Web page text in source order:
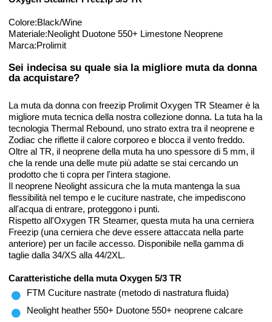
Colore:Black/Wine
Materiale:Neolight Duotone 550+ Limestone Neoprene
Marca:Prolimit
Sei indecisa su quale sia la migliore muta da donna
da acquistare?
La muta da donna con freezip Prolimit Oxygen TR Steamer è la
migliore muta tecnica della nostra collezione donna. La tuta ha la
tecnologia Thermal Rebound, uno strato extra tra il neoprene e
Zodiac che riflette il calore corporeo e blocca il vento freddo.
Oltre al TR, il neoprene della muta ha uno spessore di 5 mm, il
che la rende una delle mute più adatte se stai cercando un
prodotto che ti copra per l'intera stagione.
Il neoprene Neolight assicura che la muta mantenga la sua
flessibilità nel tempo e le cuciture nastrate, che impediscono
all'acqua di entrare, proteggono i punti.
Rispetto all'Oxygen TR Steamer, questa muta ha una cerniera
Freezip (una cerniera che deve essere attaccata nella parte
anteriore) per un facile accesso. Disponibile nella gamma di
taglie dalla 34/XS alla 44/2XL.
Caratteristiche della muta Oxygen 5/3 TR
FTM Cuciture nastrate (metodo di nastratura fluida)
Neolight heather 550+ Duotone 550+ neoprene calcare